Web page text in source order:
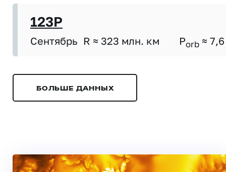
123P
Сентябрь R ≈ 323 млн. км Porb ≈ 7,6
БОЛЬШЕ ДАННЫХ